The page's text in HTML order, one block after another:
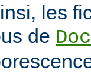
les
de